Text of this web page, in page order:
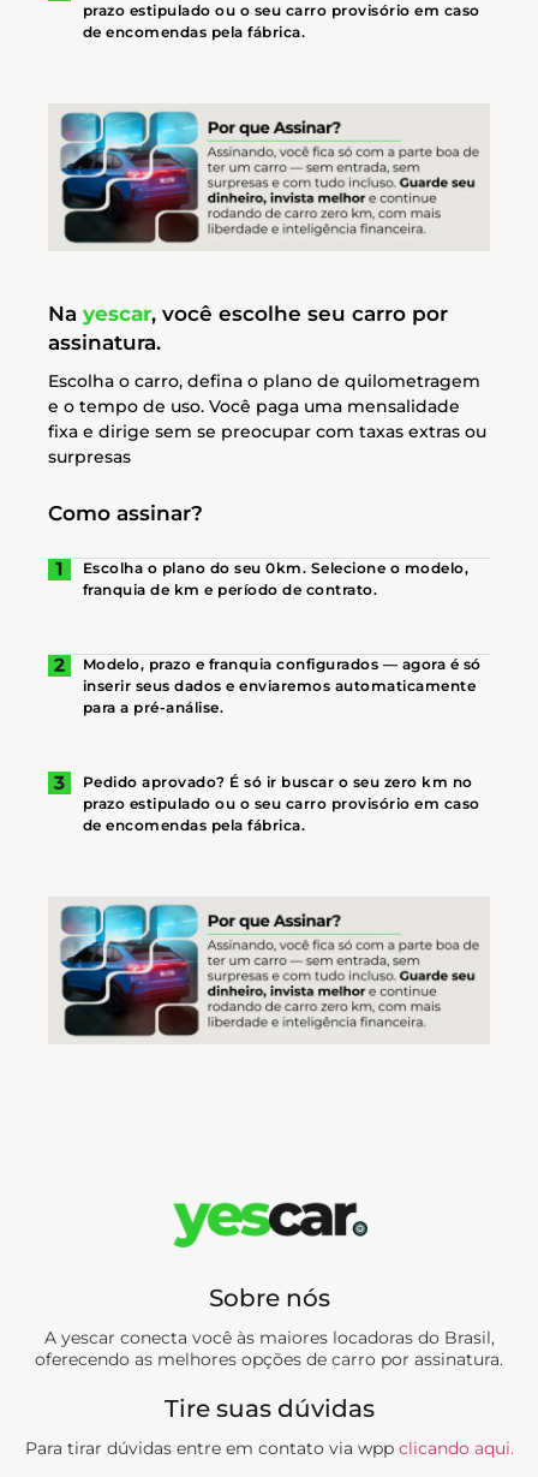
prazo estipulado ou o seu carro provisório em caso
de encomendas pela fábrica.
Na yescar, você escolhe seu carro por
assinatura.
Escolha o carro, defina o plano de quilometragem
e o tempo de uso. Você paga uma mensalidade
fixa e dirige sem se preocupar com taxas extras ou
surpresas
Como assinar?
Escolha o plano do seu 0km. Selecione o modelo,
franquia de km e período de contrato.
Modelo, prazo e franquia configurados — agora é só
inserir seus dados e enviaremos automaticamente
para a pré-análise.
Pedido aprovado? É só ir buscar o seu zero km no
prazo estipulado ou o seu carro provisório em caso
de encomendas pela fábrica.
Sobre nós
A yescar conecta você às maiores locadoras do Brasil,
oferecendo as melhores opções de carro por assinatura.
Tire suas dúvidas
Para tirar dúvidas entre em contato via wpp clicando aqui.